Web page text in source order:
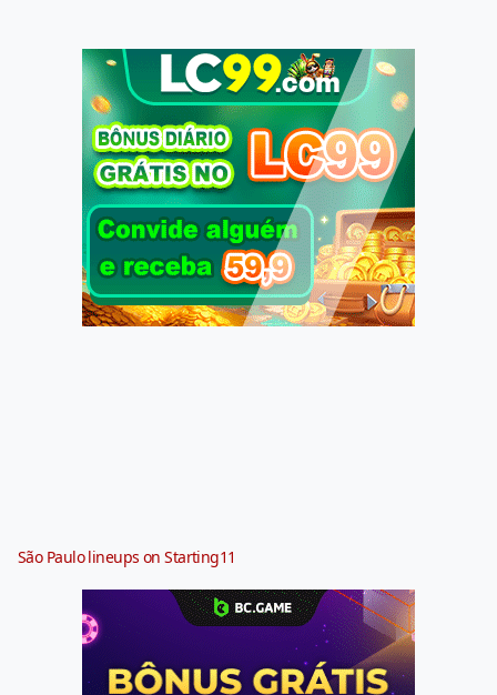
São Paulo lineups on Starting11